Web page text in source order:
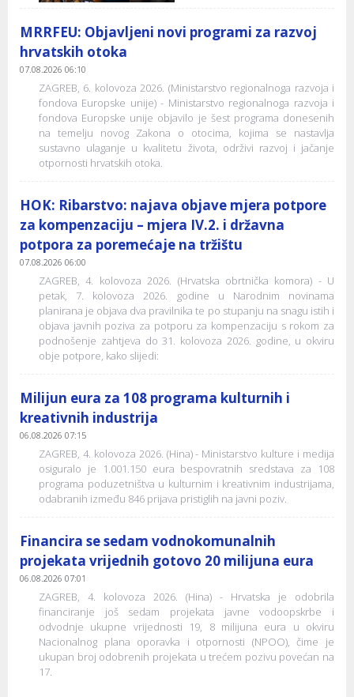
MRRFEU: Objavljeni novi programi za razvoj
hrvatskih otoka
07.08.2026 06:10
ZAGREB, 6. kolovoza 2026. (Ministarstvo regionalnoga razvoja i
fondova Europske unije) - Ministarstvo regionalnoga razvoja i
fondova Europske unije objavilo je šest programa donesenih
na temelju novog Zakona o otocima, kojima se nastavlja
sustavno ulaganje u kvalitetu života, održivi razvoj i jačanje
otpornosti hrvatskih otoka.
HOK: Ribarstvo: najava objave mjera potpore
za kompenzaciju – mjera IV.2. i državna
potpora za poremećaje na tržištu
07.08.2026 06:00
ZAGREB, 4. kolovoza 2026. (Hrvatska obrtnička komora) - U
petak, 7. kolovoza 2026. godine u Narodnim novinama
planirana je objava dva pravilnika te po stupanju na snagu istih i
objava javnih poziva za potporu za kompenzaciju s rokom za
podnošenje zahtjeva do 31. kolovoza 2026. godine, u okviru
obje potpore, kako slijedi:
Milijun eura za 108 programa kulturnih i
kreativnih industrija
06.08.2026 07:15
ZAGREB, 4. kolovoza 2026. (Hina) - Ministarstvo kulture i medija
osiguralo je 1.001.150 eura bespovratnih sredstava za 108
programa poduzetništva u kulturnim i kreativnim industrijama,
odabranih između 846 prijava pristiglih na javni poziv.
Financira se sedam vodnokomunalnih
projekata vrijednih gotovo 20 milijuna eura
06.08.2026 07:01
ZAGREB, 4. kolovoza 2026. (Hina) - Hrvatska je odobrila
financiranje još sedam projekata javne vodoopskrbe i
odvodnje ukupne vrijednosti 19, 8 milijuna eura u okviru
Nacionalnog plana oporavka i otpornosti (NPOO), čime je
ukupan broj odobrenih projekata u trećem pozivu povećan na
17.